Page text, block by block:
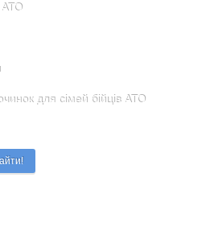
АТО
для сімей бійців АТО